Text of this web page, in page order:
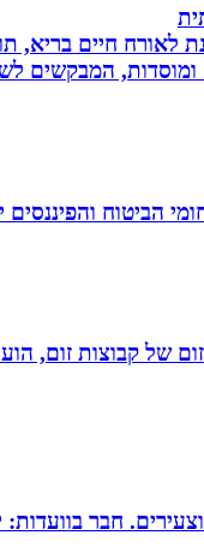
ומוסדות, המבקשים
הביטוח והפיננסים
של קבוצות זום,
חבר